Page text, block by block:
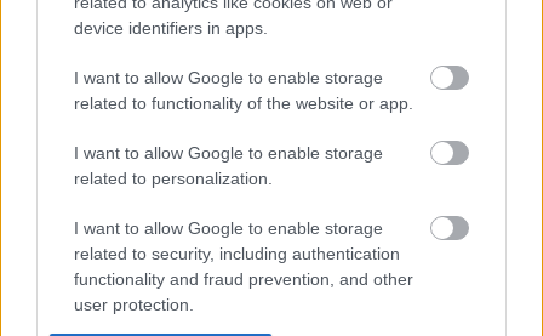
device identifiers in apps.
I want to allow Google to enable storage
related to functionality of the website or app.
I want to allow Google to enable storage
related to personalization.
I want to allow Google to enable storage
related to security, including authentication
functionality and fraud prevention, and other
user protection.
Gasztro
Podcast
Fintech
Páros-páratlan
Impresszum
Hozzáférési nyilatkozat
Kommentelési szabályzat
Szerzői jogok
Médiaajánlat